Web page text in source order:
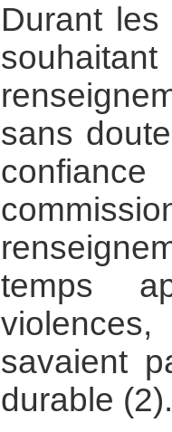
Durant
sans
temps
savaient
durable (2).